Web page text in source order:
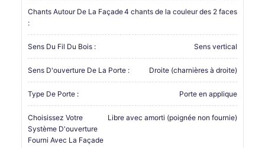
Chants Autour De La Façade
:
4 chants de la couleur des 2 faces
Sens Du Fil Du Bois : Sens vertical
Sens D'ouverture De La Porte : Droite (charnières à droite)
Type De Porte : Porte en applique
Choisissez Votre
Système D'ouverture
Fourni Avec La Façade
Libre avec amorti (poignée non fournie)